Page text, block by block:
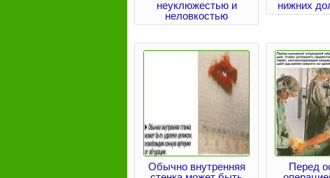
неуклюжестью и
неловкостью
нижних
Обычно внутренняя
Перед